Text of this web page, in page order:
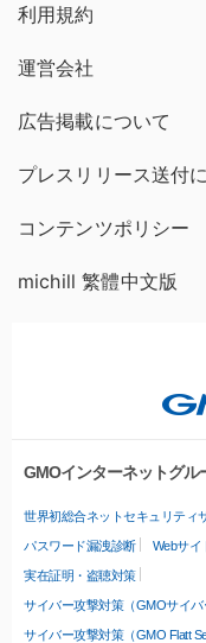
利用規約
運営会社
広告掲載について
プレスリリース送付
コンテンツポリシー
michill 繁體中文版
GMOインターネットグル
世界初総合ネットセキュリティ
パスワード漏洩診断 Webサイ
実在証明・盗聴対策
サイバー攻撃対策（GMOサイバ
サイバー攻撃対策（GMO Flatt